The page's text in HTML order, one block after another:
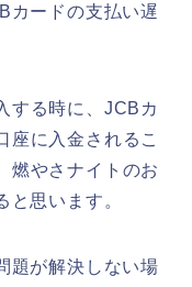
カードの支払い遅
する時に、JCBカ
座に入金されるこ
燃やさナイトのお
思います。
題が解決しない場